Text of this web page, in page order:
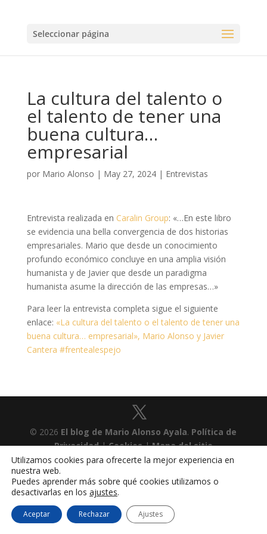
Seleccionar página
La cultura del talento o
el talento de tener una
buena cultura…
empresarial
por Mario Alonso | May 27, 2024| Entrevistas
Entrevista realizada en Caralin Group: «…En este libro
se evidencia una bella convergencia de dos historias
empresariales. Mario que desde un conocimiento
profundo económico concluye en una amplia visión
humanista y de Javier que desde un paradigma
humanista asume la dirección de las empresas…»
Para leer la entrevista completa sigue el siguiente
enlace: «La cultura del talento o el talento de tener una
buena cultura… empresarial», Mario Alonso y Javier
Cantera #frentealespejo
© 2026 El blog de Mario Alonso Ayala. Política de
Privacidad|Cookies|Mapa del sitio
Utilizamos cookies para ofrecerte la mejor experiencia en
nuestra web.
Puedes aprender más sobre qué cookies utilizamos o
desactivarlas en los ajustes.
Aceptar Rechazar Ajustes